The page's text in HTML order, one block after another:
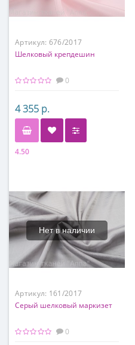
Артикул: 676/2017
Шелковый крепдешин
0
4 355 р.
4.50
Нет в наличии
Артикул: 161/2017
Серый шелковый маркизет
0